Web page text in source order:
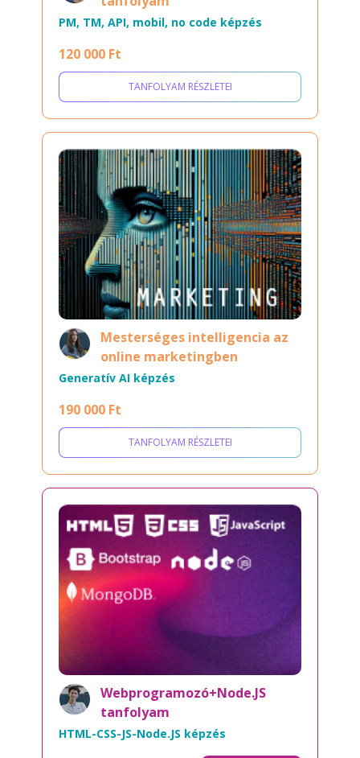
PM, TM, API, mobil, no code képzés
120 000 Ft
TANFOLYAM RÉSZLETEI
Mesterséges intelligencia az
online marketingben
Generatív AI képzés
190 000 Ft
TANFOLYAM RÉSZLETEI
Webprogramozó+Node.JS
tanfolyam
HTML-CSS-JS-Node.JS képzés